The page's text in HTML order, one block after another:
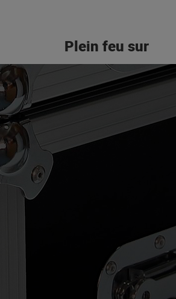
Plein feu sur